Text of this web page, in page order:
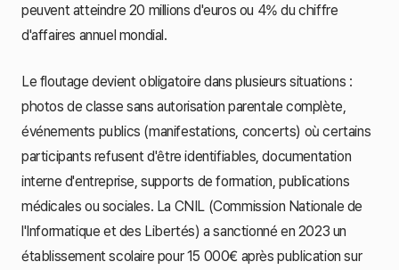
peuvent atteindre 20 millions d'euros ou 4% du chiffre
d'affaires annuel mondial.
Le floutage devient obligatoire dans plusieurs situations :
photos de classe sans autorisation parentale complète,
événements publics (manifestations, concerts) où certains
participants refusent d'être identifiables, documentation
interne d'entreprise, supports de formation, publications
médicales ou sociales. La CNIL (Commission Nationale de
l'Informatique et des Libertés) a sanctionné en 2023 un
établissement scolaire pour 15 000€ après publication sur